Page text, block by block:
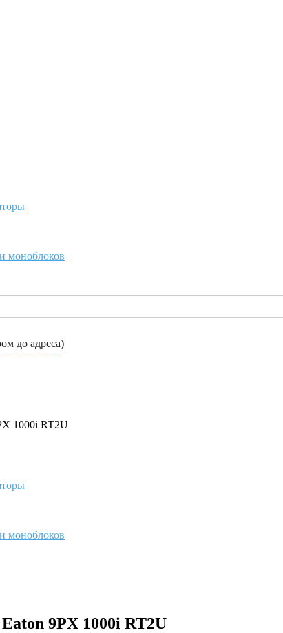
моноблоков
до адреса)
1000i RT2U
моноблоков
9PX 1000i RT2U